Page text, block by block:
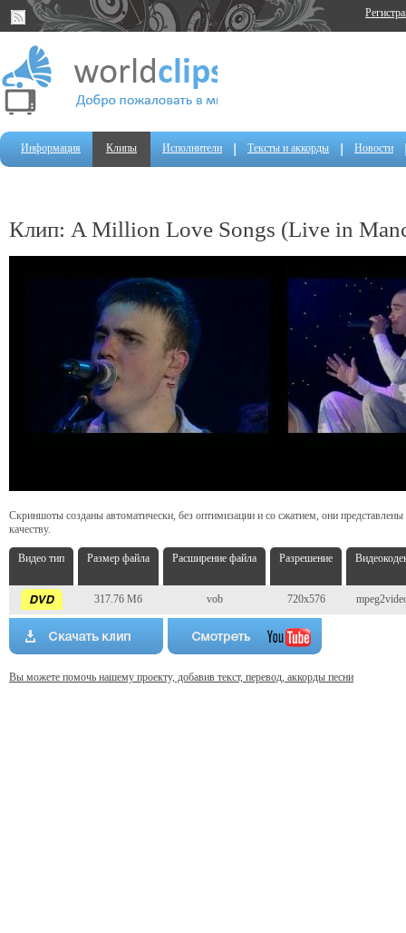
Информация Клипы Исполнители Тексты и аккорды Новости
Клип: A Million Love Songs (Live in
Скриншоты созданы автоматически, без оптимизации и со сжатием, они
качеству.
Видео тип Размер файла Расширение файла Разрешение
317.76 Мб vob 720x576
Вы можете помочь нашему проекту, добавив текст, перевод, аккорды песни